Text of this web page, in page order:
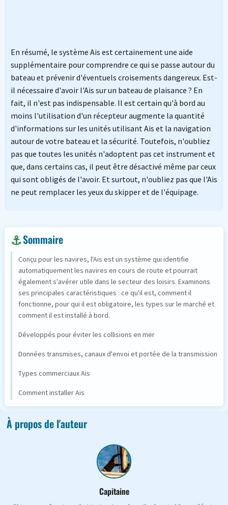
En résumé, le système Ais est certainement une aide
supplémentaire pour comprendre ce qui se passe autour du
bateau et prévenir d'éventuels croisements dangereux. Est-
il nécessaire d'avoir l'Ais sur un bateau de plaisance ? En
fait, il n'est pas indispensable. Il est certain qu'à bord au
moins l'utilisation d'un récepteur augmente la quantité
d'informations sur les unités utilisant Ais et la navigation
autour de votre bateau et la sécurité. Toutefois, n'oubliez
pas que toutes les unités n'adoptent pas cet instrument et
que, dans certains cas, il peut être désactivé même par ceux
qui sont obligés de l'avoir. Et surtout, n'oubliez pas que l'Ais
ne peut remplacer les yeux du skipper et de l'équipage.
Sommaire
Conçu pour les navires, l'Ais est un système qui identifie
automatiquement les navires en cours de route et pourrait
également s'avérer utile dans le secteur des loisirs. Examinons
ses principales caractéristiques : ce qu'il est, comment il
fonctionne, pour qui il est obligatoire, les types sur le marché et
comment il est installé à bord.
Développés pour éviter les collisions en mer
Données transmises, canaux d'envoi et portée de la transmission
Types commerciaux Ais
Comment installer Ais
À propos de l'auteur
Capitaine